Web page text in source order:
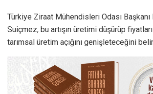
Türkiye Ziraat Mühendisleri Odası
Suiçmez, bu artışın üretimi düşürüp fiyatları
tarımsal üretim açığını genişleteceğini